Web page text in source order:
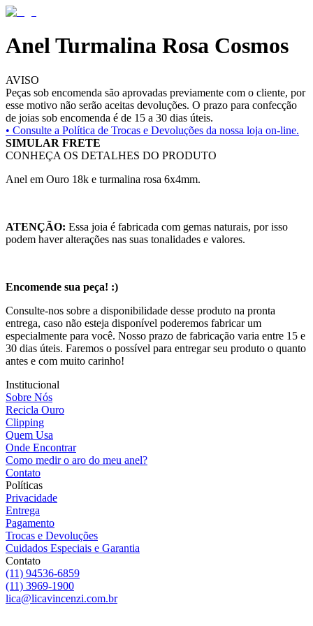
Anel Turmalina Rosa Cosmos
AVISO
Peças sob encomenda são aprovadas previamente com o cliente, por
esse motivo não serão aceitas devoluções. O prazo para confecção
de joias sob encomenda é de 15 a 30 dias úteis.
• Consulte a Política de Trocas e Devoluções da nossa loja on-line.
SIMULAR FRETE
CONHEÇA OS DETALHES DO PRODUTO
Anel em Ouro 18k e turmalina rosa 6x4mm.
ATENÇÃO: Essa joia é fabricada com gemas naturais, por isso
podem haver alterações nas suas tonalidades e valores.
Encomende sua peça! :)
Consulte-nos sobre a disponibilidade desse produto na pronta
entrega, caso não esteja disponível poderemos fabricar um
especialmente para você. Nosso prazo de fabricação varia entre 15 e
30 dias úteis. Faremos o possível para entregar seu produto o quanto
antes e com muito carinho!
Institucional
Sobre Nós
Recicla Ouro
Clipping
Quem Usa
Onde Encontrar
Como medir o aro do meu anel?
Contato
Políticas
Privacidade
Entrega
Pagamento
Trocas e Devoluções
Cuidados Especiais e Garantia
Contato
(11) 94536-6859
(11) 3969-1900
lica@licavincenzi.com.br